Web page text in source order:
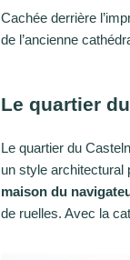
Cachée derrière
de l’ancienne
Le quartier
Le quartier du
un style architectural
maison du
de ruelles. Avec la